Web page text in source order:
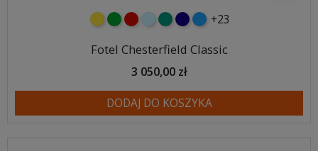
żółtyzielonyczerwony
błękitnyturkusowy
granatowy
niebieski
+23
Fotel Chesterfield Classic
3 050,00 zł
DODAJ DO KOSZYKA